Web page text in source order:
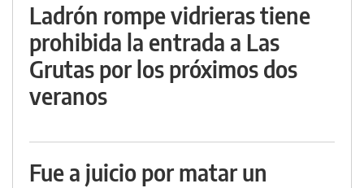
Ladrón rompe vidrieras tiene
prohibida la entrada a Las
Grutas por los próximos dos
veranos
Fue a juicio por matar un